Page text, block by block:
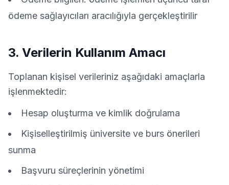
ödeme sağlayıcıları aracılığıyla gerçekleştirilir
3. Verilerin Kullanım Amacı
Toplanan kişisel verileriniz aşağıdaki amaçlarla
işlenmektedir:
Hesap oluşturma ve kimlik doğrulama
Kişiselleştirilmiş üniversite ve burs önerileri
sunma
Başvuru süreçlerinin yönetimi